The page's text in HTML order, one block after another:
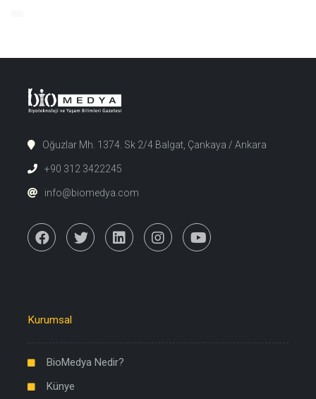
Oğuzlar Mh. 1374. Sk 2/4 Balgat, Çankaya / Ankara
+90 312 3422245
info@biomedya.com
Kurumsal
BioMedya Nedir?
Künye